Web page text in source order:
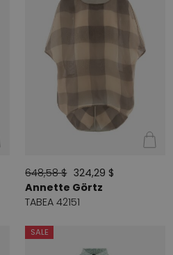
648,58 $ 324,29 $
Annette Görtz
TABEA 42151
SALE